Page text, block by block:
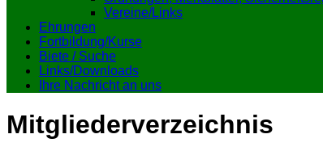
Vereine/Links
Ehrungen
Fortbildung/Kurse
Biete / Suche
Links/Downloads
Ihre Nachricht an uns
Mitgliederverzeichnis